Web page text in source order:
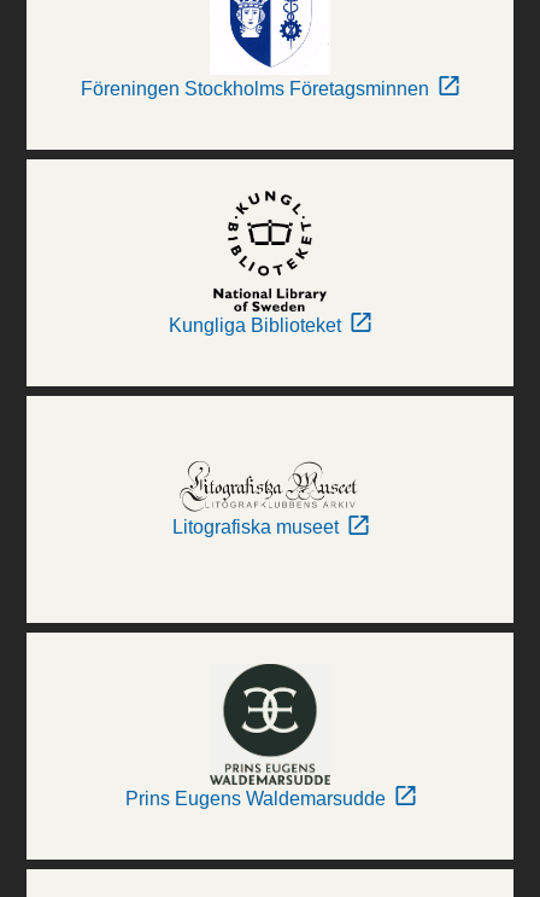
Föreningen Stockholms Företagsminnen
Kungliga Biblioteket
Litografiska museet
Prins Eugens Waldemarsudde